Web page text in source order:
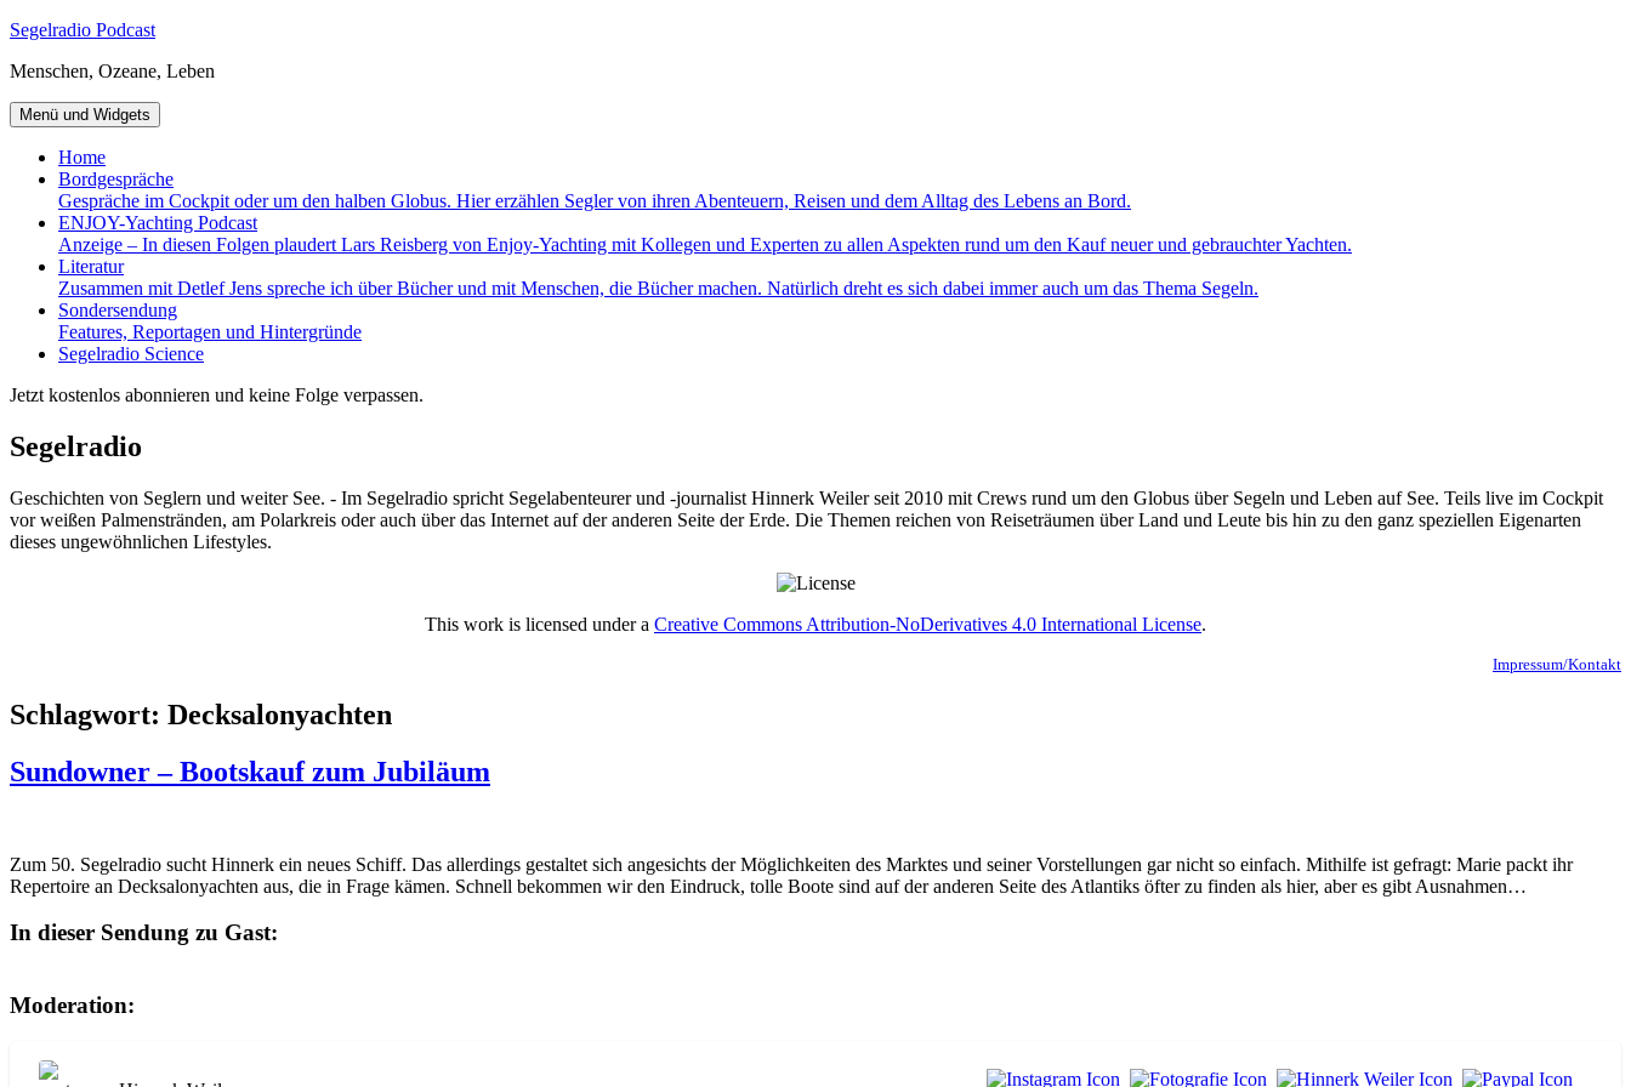
Zum
springen
Segelradio Podcast
Menschen, Ozeane, Leben
Menü und Widgets
Home
Bordgespräche
Gespräche im Cockpit oder um den halben Globus. Hier erzählen Segler von ihren Abenteuern, Reisen und dem Alltag des Lebens an Bord.
ENJOY-Yachting Podcast
Anzeige – In diesen Folgen plaudert Lars Reisberg von Enjoy-Yachting mit Kollegen und Experten zu allen Aspekten rund um den Kauf neuer und gebrauchter Yachten.
Literatur
Zusammen mit Detlef Jens spreche ich über Bücher und mit Menschen, die Bücher machen. Natürlich dreht es sich dabei immer auch um das Thema Segeln.
Sondersendung
Features, Reportagen und Hintergründe
Segelradio Science
Jetzt kostenlos abonnieren und keine Folge verpassen.
Segelradio
Geschichten von Seglern und weiter See. - Im Segelradio spricht Segelabenteurer und -journalist Hinnerk Weiler seit 2010 mit Crews rund um den Globus über Segeln und Leben auf See. Teils live im Cockpit
vor weißen Palmenstränden, am Polarkreis oder auch über das Internet auf der anderen Seite der Erde. Die Themen reichen von Reiseträumen über Land und Leute bis hin zu den ganz speziellen Eigenarten
dieses ungewöhnlichen Lifestyles.
This work is licensed under a Creative Commons Attribution-NoDerivatives 4.0 International License.
Impressum/Kontakt
Schlagwort: Decksalonyachten
Sundowner – Bootskauf zum Jubiläum
Zum 50. Segelradio sucht Hinnerk ein neues Schiff. Das allerdings gestaltet sich angesichts der Möglichkeiten des Marktes und seiner Vorstellungen gar nicht so einfach. Mithilfe ist gefragt: Marie packt ihr
Repertoire an Decksalonyachten aus, die in Frage kämen. Schnell bekommen wir den Eindruck, tolle Boote sind auf der anderen Seite des Atlantiks öfter zu finden als hier, aber es gibt Ausnahmen…
In dieser Sendung zu Gast:
Moderation: